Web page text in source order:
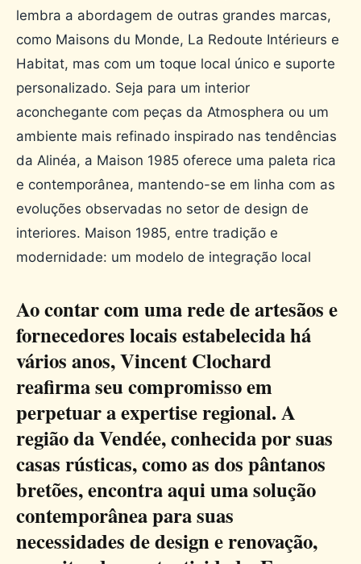
lembra a abordagem de outras grandes marcas,
como Maisons du Monde, La Redoute Intérieurs e
Habitat, mas com um toque local único e suporte
personalizado. Seja para um interior
aconchegante com peças da Atmosphera ou um
ambiente mais refinado inspirado nas tendências
da Alinéa, a Maison 1985 oferece uma paleta rica
e contemporânea, mantendo-se em linha com as
evoluções observadas no setor de design de
interiores. Maison 1985, entre tradição e
modernidade: um modelo de integração local
Ao contar com uma rede de artesãos e
fornecedores locais estabelecida há
vários anos, Vincent Clochard
reafirma seu compromisso em
perpetuar a expertise regional. A
região da Vendée, conhecida por suas
casas rústicas, como as dos pântanos
bretões, encontra aqui uma solução
contemporânea para suas
necessidades de design e renovação,